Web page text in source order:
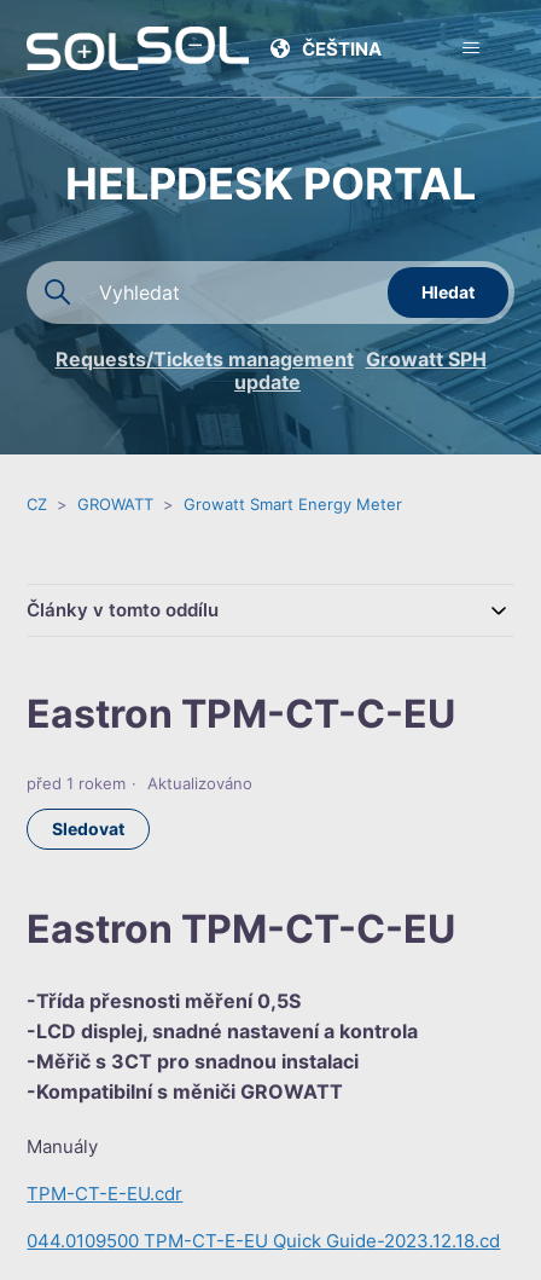
ČEŠTINA
HELPDESK PORTAL
Requests/Tickets management Growatt SPH
update
CZ GROWATT Growatt Smart Energy Meter
Články v tomto oddílu
Eastron TPM-CT-C-EU
před 1 rokem Aktualizováno
Sledovat
Eastron TPM-CT-C-EU
-Třída přesnosti měření 0,5S
-LCD displej, snadné nastavení a kontrola
-Měřič s 3CT pro snadnou instalaci
-Kompatibilní s měniči GROWATT
Manuály
TPM-CT-E-EU.cdr
044.0109500 TPM-CT-E-EU Quick Guide-2023.12.18.cd